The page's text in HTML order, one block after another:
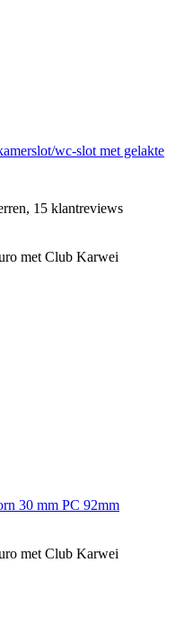
wc-slot met gelakte
15 klantreviews
met Club Karwei
30 mm PC 92mm
met Club Karwei